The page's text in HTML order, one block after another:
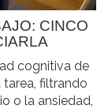
CINCO
cognitiva de
filtrando
o la ansiedad,